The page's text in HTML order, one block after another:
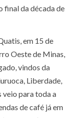
final da década de
em 15 de
Oeste de Minas,
vindos da
Liberdade,
veio para toda a
de café já em